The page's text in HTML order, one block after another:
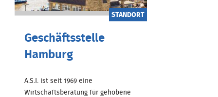
STANDORT
Geschäftsstelle
Hamburg
A.S.I. ist seit 1969 eine
Wirtschaftsberatung für gehobene